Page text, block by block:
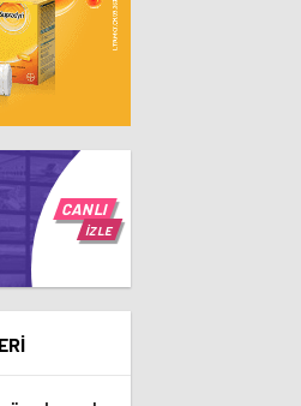
CANLI
İZLE